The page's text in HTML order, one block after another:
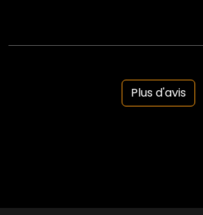
Plus d'avis